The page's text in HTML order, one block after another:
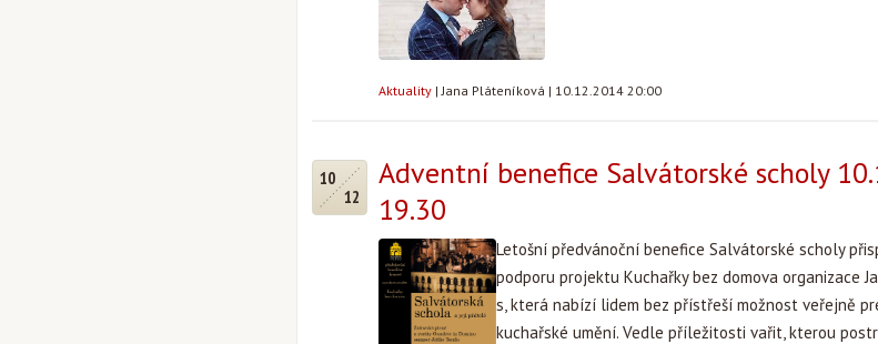
Aktuality | Jana Pláteníková | 10.12.2014 20:00
10
12
Adventní benefice Salvátorské scholy
19.30
Letošní předvánoční benefice Salvátorské scholy
podporu projektu Kuchařky bez domova organizace
s, která nabízí lidem bez přístřeší možnost veřejně
kuchařské umění. Vedle příležitosti vařit, kterou